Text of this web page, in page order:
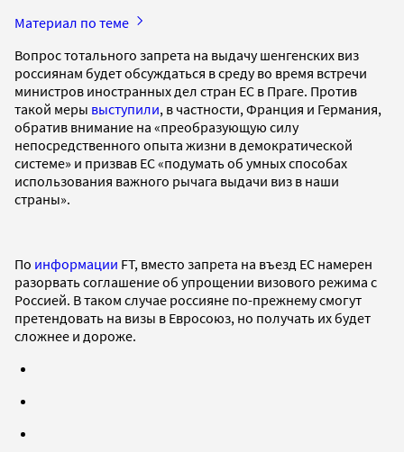
Материал по теме
Вопрос тотального запрета на выдачу шенгенских виз
россиянам будет обсуждаться в среду во время встречи
министров иностранных дел стран ЕС в Праге. Против
такой меры выступили, в частности, Франция и Германия,
обратив внимание на «преобразующую силу
непосредственного опыта жизни в демократической
системе» и призвав ЕС «подумать об умных способах
использования важного рычага выдачи виз в наши
страны».
По информации FT, вместо запрета на въезд ЕС намерен
разорвать соглашение об упрощении визового режима с
Россией. В таком случае россияне по-прежнему смогут
претендовать на визы в Евросоюз, но получать их будет
сложнее и дороже.